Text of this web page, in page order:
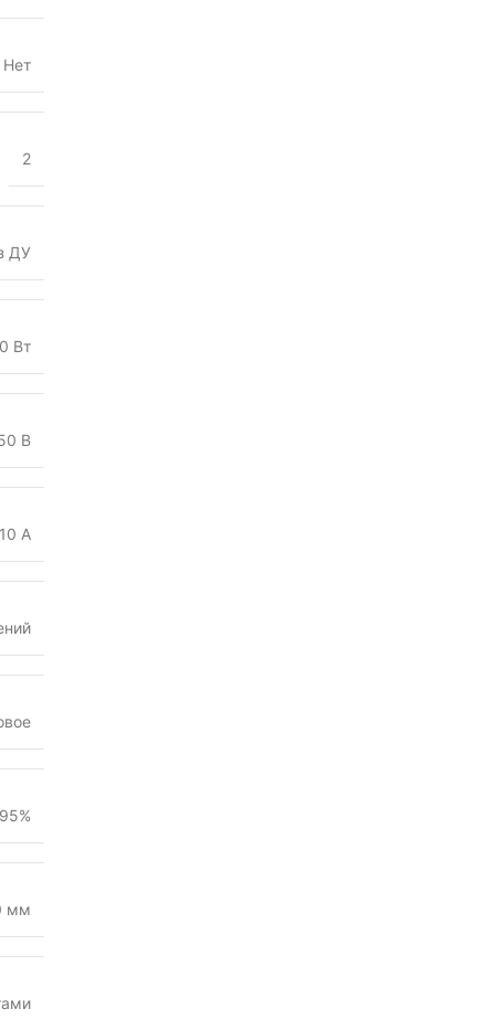
Нет
2
ДУ
Вт
В
10 А
мм